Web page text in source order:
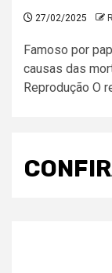
27/02/2025
Famoso por
causas das
Reprodução O